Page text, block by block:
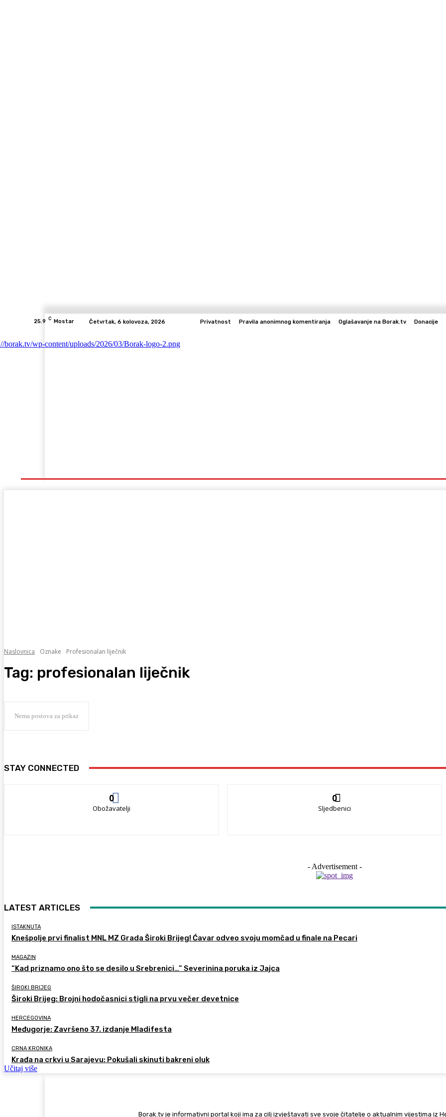
25.9 C Mostar Četvrtak, 6 kolovoza, 2026 Privatnost Pravila anonimnog komentiranja Oglašavanje na Borak.tv Donacije
Naslovnica Oznake Profesionalan liječnik
Tag: profesionalan liječnik
Nema postova za prikaz
STAY CONNECTED
0
Obožavatelji
0
Sljedbenici
- Advertisement -
LATEST ARTICLES
ISTAKNUTA
Knešpolje prvi finalist MNL MZ Grada Široki Brijeg! Ćavar odveo svoju momčad u finale na Pecari
MAGAZIN
“Kad priznamo ono što se desilo u Srebrenici…” Severinina poruka iz Jajca
ŠIROKI BRIJEG
Široki Brijeg: Brojni hodočasnici stigli na prvu večer devetnice
HERCEGOVINA
Međugorje: Završeno 37. izdanje Mladifesta
CRNA KRONIKA
Krađa na crkvi u Sarajevu: Pokušali skinuti bakreni oluk
Učitaj više
Borak.tv je informativni portal koji ima za cilj izvještavati sve svoje čitatelje o aktualnim vijestima iz